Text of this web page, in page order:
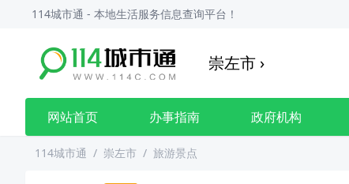
114城市通 - 本地生活服务信息查询平台！
崇左市 ›
网站首页 办事指南 政府机构
114城市通 / 崇左市 / 旅游景点